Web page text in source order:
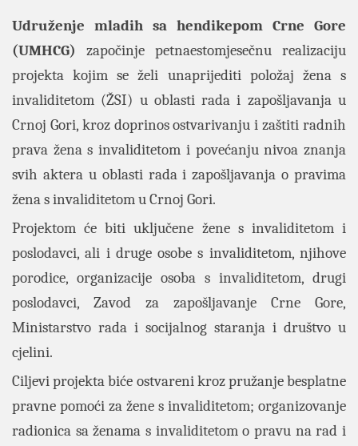
Udruženje mladih sa hendikepom Crne Gore
(UMHCG) započinje petnaestomjesečnu realizaciju
projekta kojim se želi unaprijediti položaj žena s
invaliditetom (ŽSI) u oblasti rada i zapošljavanja u
Crnoj Gori, kroz doprinos ostvarivanju i zaštiti radnih
prava žena s invaliditetom i povećanju nivoa znanja
svih aktera u oblasti rada i zapošljavanja o pravima
žena s invaliditetom u Crnoj Gori.
Projektom će biti uključene žene s invaliditetom i
poslodavci, ali i druge osobe s invaliditetom, njihove
porodice, organizacije osoba s invaliditetom, drugi
poslodavci, Zavod za zapošljavanje Crne Gore,
Ministarstvo rada i socijalnog staranja i društvo u
cjelini.
Ciljevi projekta biće ostvareni kroz pružanje besplatne
pravne pomoći za žene s invaliditetom; organizovanje
radionica sa ženama s invaliditetom o pravu na rad i